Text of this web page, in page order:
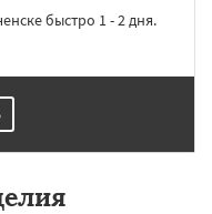
быстро 1 - 2 дня.